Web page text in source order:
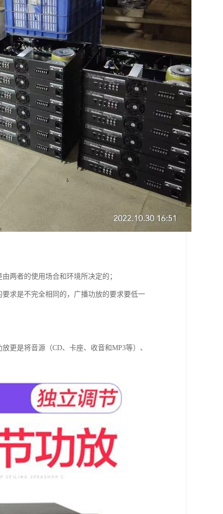
两者的使用场合和环境所决定的；
求是不完全相同的，广播功放的要求要低一
更是将音源（CD、卡座、收音和MP3等）、